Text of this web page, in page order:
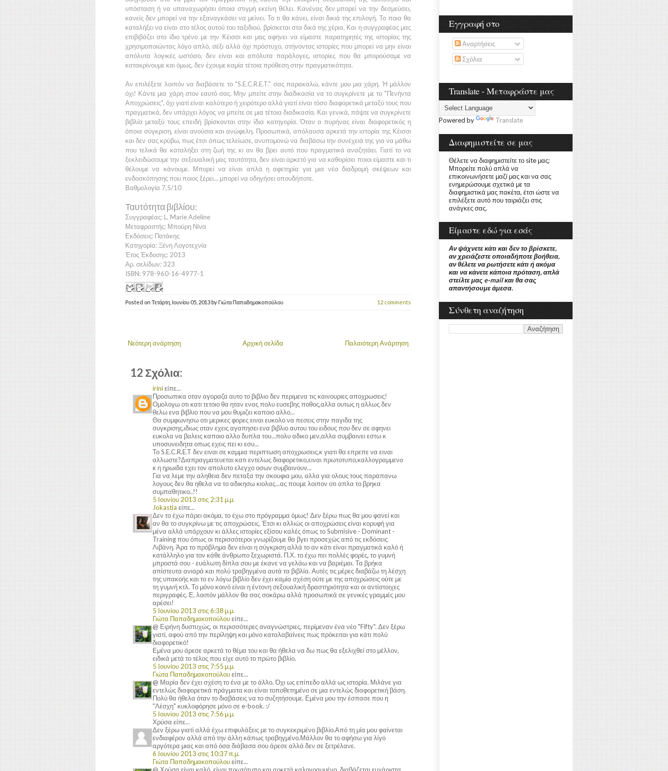
υπόσταση ή να υπαναχωρήσει όποια στιγμή εκείνη θέλει. Κανένας δεν μπορεί να την δεσμεύσει,
κανείς δεν μπορεί να την εξαναγκάσει να μείνει. Το τι θα κάνει, είναι δικιά της επιλογή. Το ποια θα
καταλήξει να είναι στο τέλος αυτού του ταξιδιού, βρίσκεται στα δικά της χέρια. Και η συγγραφέας μας
επιβιβάζει στο ίδιο τρένο με την Κέισσι και μας αφήνει να είμαστε παρατηρητές της ιστορίας της
χρησιμοποιώντας λόγο απλό, σέξι αλλά όχι πρόστυχο, στήνοντας ιστορίες που μπορεί να μην είναι
απόλυτα λογικές ωστόσο, δεν είναι και απόλυτα παράλογες, ιστορίες που θα μπορούσαμε να
κατακρίνουμε και όμως, δεν έχουμε καμία τέτοια πρόθεση στην πραγματικότητα.
Αν επιλέξετε λοιπόν να διαβάσετε το"S.E.C.R.E.T." σας παρακαλώ, κάντε μου μια χάρη. Ή μάλλον
όχι! Κάντε μια χάρη στον εαυτό σας. Μην μπείτε στην διαδικασία να το συγκρίνετε με το "Πενήντα
Αποχρώσεις", όχι γιατί είναι καλύτερο ή χειρότερο αλλά γιατί είναι τόσο διαφορετικά μεταξύ τους που
πραγματικά, δεν υπάρχει λόγος να μπείτε σε μια τέτοια διαδικασία. Και γενικά, πάψτε να συγκρίνετε
βιβλία μεταξύ τους επειδή βρίσκονται στην ίδια κατηγορία. Όταν ο πυρήνας είναι διαφορετικός η
όποια σύγκριση, είναι ανούσια και ανώφελη. Προσωπικά, απόλαυσα αρκετά την ιστορία της Κέισσι
και δεν σας κρύβω, πως έτσι όπως τελείωσε, ανυπομονώ να διαβάσω την συνέχειά της για να μάθω
που τελικά θα καταλήξει στη ζωή της κι αν θα βρει αυτό που πραγματικά αναζητάει. Γιατί το να
ξεκλειδώσουμε την σεξουαλική μας ταυτότητα, δεν είναι αρκετό για να καθορίσει ποιοι είμαστε και τι
θέλουμε να κάνουμε. Μπορεί να είναι απλά η αφετηρία για μια νέα διαδρομή σκέψεων και
ενδοσκόπησης που ποιος ξέρει... μπορεί να οδηγήσει οπουδήποτε.
Βαθμολογία 7,5/10
Ταυτότητα βιβλίου:
Συγγραφέας: L. Marie Adeline
Μεταφραστής: Μπούρη Νίνα
Εκδόσεις: Πατάκης
Κατηγορία: Ξένη Λογοτεχνία
Έτος Έκδοσης: 2013
Αρ. σελίδων: 323
ISBN: 978-960-16-4977-1
Posted on Τετάρτη, Ιουνίου 05, 2013 by Γιώτα Παπαδημακοπούλου 12 comments
Νεότερη ανάρτηση Παλαιότερη Ανάρτηση
Αρχική σελίδα
12 Σχόλια:
iriniείπε...
Προσωπικα οταν αγοραζα αυτο το βιβλιο δεν περιμενα τις καινουριες αποχρωσεις!
Ομολογω οτι κατι τετοιο θα ηταν ενας πολυ ευσεβης ποθος,αλλα ουτως η αλλως δεν
θελω ενα βιβλιο που να μου θυμιζει καποιο αλλο...
Θα συμφωνησω οτι μερικες φορες ειναι ευκολο να πεσεις στην παγιδα της
συγκρισης,ιδιως οταν εχεις αγαπησει ενα βιβλιο αυτου του ειδους που δεν σε αφηνει
ευκολα να βαλεις καποιο αλλο δυπλα του...πολυ αδικο μεν,αλλα συμβαινει εστω κ
υποσυνειδητα οπως εχεις πει κι εσυ...
Το S.E.C.R.E.T δεν ειναι σε καμμια περιπτωση αποχρωσεις,κ γιατι θα επρεπε να ειναι
αλλωστε?Διαπραγματευεται κατι εντελως διαφορετικο,ειναι πρωτοτυπο,καλλογραμμενο
κ η ηρωιδα εχει τον απολυτο ελεγχο οσων συμβαινουν...
Για να λεμε την αληθεια δεν πεταξα την σκουφια μου, αλλα για ολους τους παραπανω
λογους δεν θα ηθελα να το αδικησω κιολας...ας πουμε λοιπον οτι απλα το βρηκα
συμπαθητικο..!!
5 Ιουνίου 2013 στις 2:31 μ.μ.
Jokastia είπε...
Δεν το έχω πάρει ακόμα, το έχω στο πρόγραμμα όμως! Δεν ξέρω πως θα μου φανεί και
αν θα το συγκρίνω με τις αποχρώσεις. Έτσι κι αλλιώς οι αποχρώσεις είναι κορυφή για
μένα αλλά υπάρχουν κι άλλες ιστορίες εξίσου καλές όπως το Submisive - Dominant -
Training που όπως οι περισσότεροι γνωρίζουμε θα βγει προσεχώς από τις εκδόσεις
Λιβάνη. Άρα το πρόβλημα δεν είναι η σύγκριση αλλά το αν κάτι είναι πραγματικά καλό ή
κατάλληλο για τον κάθε άνθρωπο ξεχωριστά. Π.Χ. το έχω πει πολλές φορές, το γυμνή
μπροστά σου - ευάλωτη δίπλα σου με έκανε να γελάω και να βαριέμαι. Τα βρήκα
απίστευτα ανιαρά και πολύ τραβηγμένα αυτά τα βιβλία. Αυτές τις μέρες διαβάζω τη λέσχη
της υπακοής και το εν λόγω βιβλίο δεν έχει καμία σχέση ούτε με της αποχρώσεις ούτε με
τη γυμνή κτλ. Το μόνο κοινό είναι η έντονη σεξουαλική δραστηριότητα και οι αντίστοιχες
περιγραφές. Ε, λοιπόν μάλλον θα σας σοκάρω αλλά προσωπικά σε γενικές γραμμές μου
αρέσει!
5 Ιουνίου 2013 στις 6:38 μ.μ.
Γιώτα Παπαδημακοπούλουείπε...
@ Ειρήνη δυστυχώς, οι περισσότερες αναγνώστριες, περίμεναν ένα νέο "Fifty". Δεν ξέρω
γιατί, αφού από την περίληψη και μόνο καταλαβαίνεις πως πρόκειται για κάτι πολύ
διαφορετικό!
Εμένα μου άρεσε αρκετά το θέμα του και θα ήθελα να δω πως θα εξελιχθεί στο μέλλον,
ειδικά μετά το τέλος που είχε αυτό το πρώτο βιβλίο.
5 Ιουνίου 2013 στις 7:55 μ.μ.
Γιώτα Παπαδημακοπούλουείπε...
@ Μαρία δεν έχει σχέση το ένα με το άλλο. Όχι ως επίπεδο αλλά ως ιστορία. Μιλάνε για
εντελώς διαφορετικά πράγματα και είναι τοποθετημένο σε μια εντελώς διαφορετική βάση.
Πολύ θα ήθελα όταν το διαβάσεις να το συζητήσουμε. Εμένα μου την έσπασε που η
"Λέσχη" κυκλοφόρησε μόνο σε e-book. :/
5 Ιουνίου 2013 στις 7:56 μ.μ.
Χρύσα είπε...
Δεν ξέρω γιατί αλλά έχω επιφυλάξεις με το συγκεκριμένο βιβλίο.Από τη μία μου φαίνεται
ενδιαφέρον αλλά από την άλλη κάπως τραβηγμένο.Μάλλον θα το αφήσω για λίγο
αργότερα μιας και από όσα διάβασα σου άρεσε αλλά δεν σε ξετρέλανε.
6 Ιουνίου 2013 στις 10:37 π.μ.
Γιώτα Παπαδημακοπούλουείπε...
@ Χρύσα είναι καλό, είναι πρωτότυπο και αρκετά καλογραμμένο, διαβάζεται ευχάριστα
Εγγραφή στο
Αναρτήσεις
Σχόλια
Translate - Μεταφράστε μας
Powered by Translate
Διαφημιστείτε σε μας
Θέλετε να διαφημιστείτε το site μας;
Μπορείτε πολύ απλά να
επικοινωνήσετε μαζί μας και να σας
ενημερώσουμε σχετικά με τα
διαφημιστικά μας πακέτα, έτσι ώστε να
επιλέξετε αυτό που ταιριάζει στις
ανάγκες σας.
Είμαστε εδώ για εσάς
Αν ψάχνετε κάτι και δεν το βρίσκετε,
αν χρειάζεστε οποιαδήποτε βοήθεια,
αν θέλετε να ρωτήσετε κάτι ή ακόμα
και να κάνετε κάποια πρόταση, απλά
στείλτε μας e-mail και θα σας
απαντήσουμε άμεσα.
Σύνθετη αναζήτηση